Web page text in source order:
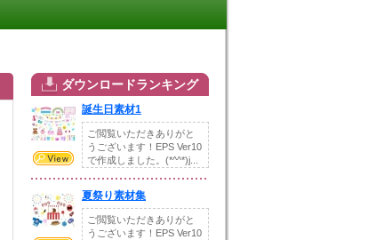
ダウンロードランキング
誕生日素材1
ご閲覧いただきありがと
うございます！EPS Ver10
で作成しました。(*^^*)j...
夏祭り素材集
ご閲覧いただきありがと
うございます！EPS Ver10